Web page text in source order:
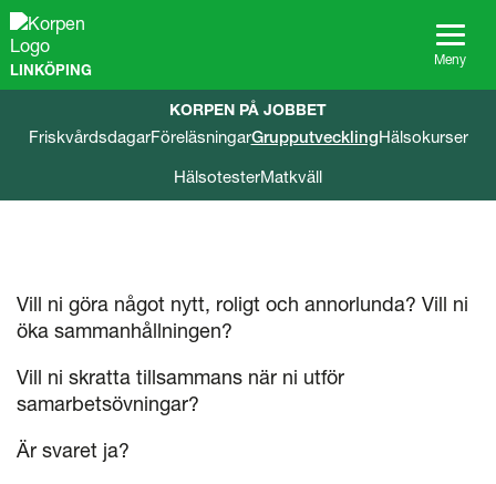
G
LINKÖPING
Meny
KORPEN PÅ JOBBET
FriskvårdsdagarFöreläsningarGrupputvecklingHälsokurser
HälsotesterMatkväll
Vill ni göra något nytt, roligt och annorlunda? Vill ni
öka sammanhållningen?
Vill ni skratta tillsammans när ni utför
samarbetsövningar?
Är svaret ja?